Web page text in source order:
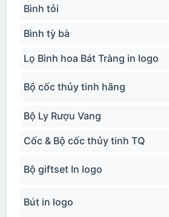
Bình tỏi
Bình tỳ bà
Lọ Bình hoa Bát Tràng in logo
Bộ cốc thủy tinh hãng
Bộ Ly Rượu Vang
Cốc & Bộ cốc thủy tinh TQ
Bộ giftset In logo
Bút in logo